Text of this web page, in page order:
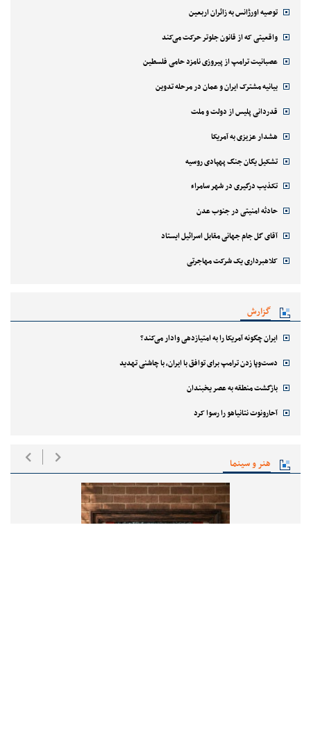
توصیه اورژانس به زائران اربعین
واقعیتی که از قانون جلوتر حرکت می‌کند
عصبانیت ترامپ از پیروزی نامزد حامی فلسطین
بیانیه مشترک ایران و عمان در مرحله تدوین
قدردانی پلیس از دولت و ملت
هشدار عزیزی به آمریکا
تشکیل یگان جنگ پهپادی روسیه
تکذیب درگیری در شهر سامراء
حادثه امنیتی در جنوب عدن
آقای گل جام جهانی مقابل اسرائیل ایستاد
کلاهبرداری یک شرکت مهاجرتی
گزارش
ایران چگونه آمریکا را به امتیازدهی وادار می‌کند؟
دست‌وپا زدن ترامپ برای توافق با ایران، با چاشنی تهدید
بازگشت منطقه به عصر یخبندان
آحارونوت نتانیاهو را رسوا کرد
هنر و سینما